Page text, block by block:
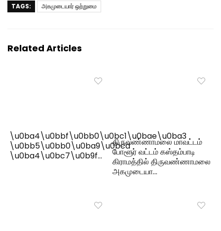
TAGS: அகமுடையார் ஒற்றுமை
Related Articles
\u0ba4\u0bbf\u0bb0\u0bc1\u0bae\u0ba3
\u0bb5\u0bb0\u0ba9\u0bcd
\u0ba4\u0bc7\u0b9f…
திருவண்ணாமலை மாவட்டம்
போளூர் வட்டம் கஸ்தம்பாடி
கிராமத்தில் திருவண்ணாமலை
அகமுடையா…